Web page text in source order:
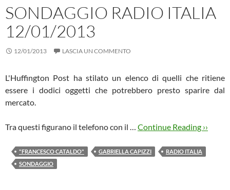
SONDAGGIO RADIO ITALIA
12/01/2013
12/01/2013 LASCIA UN COMMENTO
L'Huffington Post ha stilato un elenco di quelli che ritiene
essere i dodici oggetti che potrebbero presto sparire dal
mercato.
Tra questi figurano il telefono con il … Continue Reading ››
"FRANCESCO CATALDO" GABRIELLA CAPIZZI
RADIO ITALIA
SONDAGGIO